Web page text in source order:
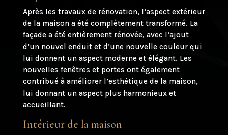
Après les travaux de rénovation, l’aspect extérieur
de la maison a été complètement transformé. La
façade a été entièrement rénovée, avec l’ajout
d’un nouvel enduit et d’une nouvelle couleur qui
lui donnent un aspect moderne et élégant. Les
nouvelles fenêtres et portes ont également
contribué à améliorer l’esthétique de la maison,
lui donnant un aspect plus harmonieux et
accueillant.
Intérieur de la maison